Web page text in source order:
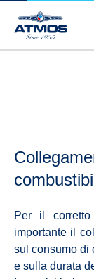
Per il
importante il
sul consumo di
e sulla durata